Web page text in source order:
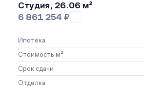
Студия, 26.06 м²
6 861 254 ₽
Ипотека
Стоимость м²
Срок сдачи
Отделка